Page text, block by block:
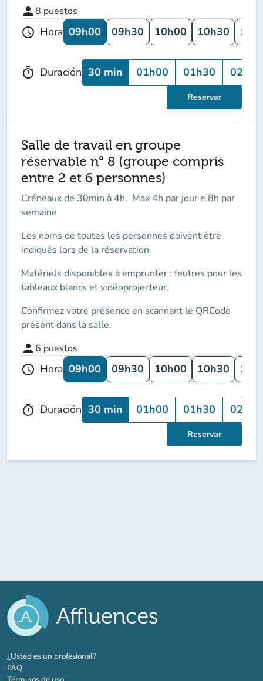
person8 puestos
schedule Hora 09h00 09h30 10h00 10h30
timer Duración 30 min 01h00 01h30 02h00
Reservar
Salle de travail en groupe
réservable n° 8 (groupe compris
entre 2 et 6 personnes)
Créneaux de 30min à 4h. Max 4h par jour e 8h par
semaine
Les noms de toutes les personnes doivent être
indiqués lors de la réservation.
Matériels disponibles à emprunter : feutres pour les
tableaux blancs et vidéoprojecteur.
Confirmez votre présence en scannant le QRCode
présent dans la salle.
person 6 puestos
schedule Hora 09h00 09h30 10h00 10h30
timer Duración 30 min 01h00 01h30 02h00
Reservar
¿Usted es un profesional?(nueva pestaña)
FAQ